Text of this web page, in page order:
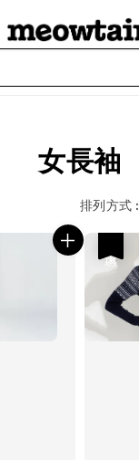
女長袖
排列方式 :